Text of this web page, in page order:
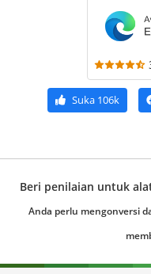
Suka106k
Beri penilaian untuk
Anda perlu mengonversi